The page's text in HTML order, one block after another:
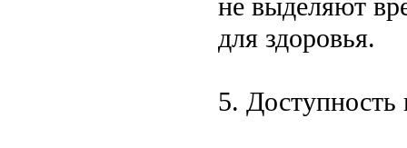
не выделяют
для здоровья.
5. Доступность